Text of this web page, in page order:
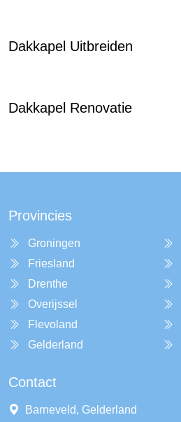
Dakkapel Uitbreiden
Dakkapel Renovatie
Provincies
Groningen
Friesland
Drenthe
Overijssel
Flevoland
Gelderland
Contact
Barneveld, Gelderland